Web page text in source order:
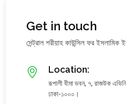
Get in touch
সেন্ট্রাল শরীয়াহ কাউন্সিল ফর ইসলামিক
Location:
রূপালী বীমা ভবন, ৭, রাজউক
ঢাকা-১০০০।